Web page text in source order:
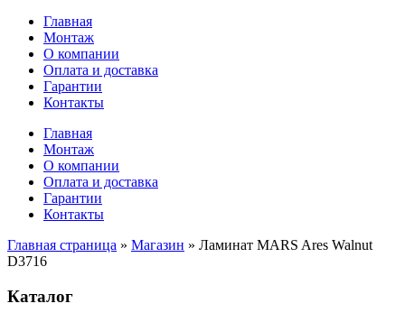
Главная
Монтаж
О компании
Оплата и доставка
Гарантии
Контакты
Главная
Монтаж
О компании
Оплата и доставка
Гарантии
Контакты
Главная страница » Магазин » Ламинат MARS Ares Walnut
D3716
Каталог